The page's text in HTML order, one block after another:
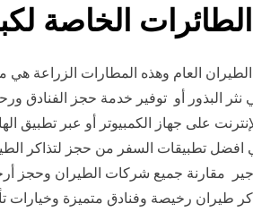
البذور أو توفير خدمة حجز الفنادق
على جهاز الكمبيوتر أو عبر تطبيق
افضل تطبيقات السفر من حجز لتذاكر
مقارنة جميع شركات الطيران وحجز
طيران رخيصة وفنادق متميزة وخيارات